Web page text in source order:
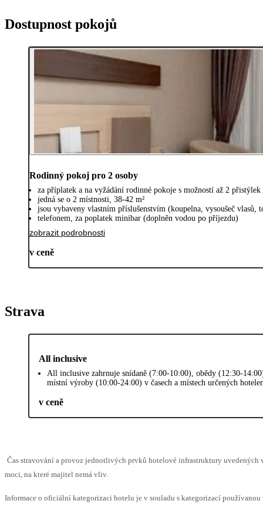
Dostupnost pokojů
Rodinný pokoj pro 2 osoby
za příplatek a na vyžádání rodinné pokoje s možností až 2
jedná se o 2 místnosti, 38-42 m²
jsou vybaveny vlastním příslušenstvím (koupelna, vysoušeč
telefonem, za poplatek minibar (doplněn vodou po příjezdu)
zobrazit podrobnosti
v ceně
Strava
All inclusive
All inclusive zahrnuje snídaně (7:00-10:00), obědy (12:30-
místní výroby (10:00-24:00) v časech a místech určených
v ceně
Čas stravování a provoz jednotlivých prvků hotelové infrastruktury uvedených
moci, na které majitel nemá vliv.
Informace o oficiální kategorizaci hotelu je v souladu s kategorizací